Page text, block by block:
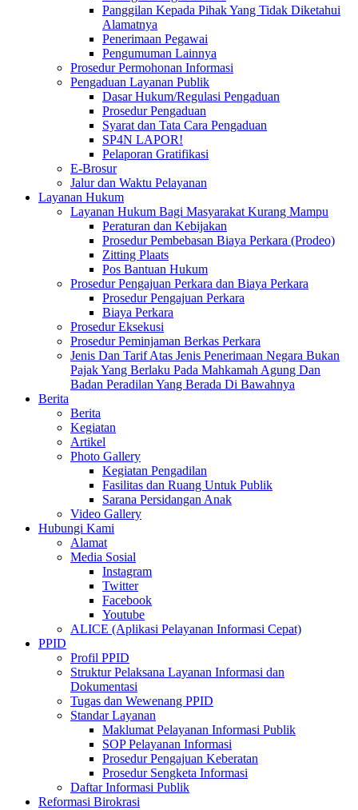
Panggilan Kepada Pihak Yang Tidak Diketahui
Alamatnya
Penerimaan Pegawai
Pengumuman Lainnya
Prosedur Permohonan Informasi
Pengaduan Layanan Publik
Dasar Hukum/Regulasi Pengaduan
Prosedur Pengaduan
Syarat dan Tata Cara Pengaduan
SP4N LAPOR!
Pelaporan Gratifikasi
E-Brosur
Jalur dan Waktu Pelayanan
Layanan Hukum
Layanan Hukum Bagi Masyarakat Kurang Mampu
Peraturan dan Kebijakan
Prosedur Pembebasan Biaya Perkara (Prodeo)
Zitting Plaats
Pos Bantuan Hukum
Prosedur Pengajuan Perkara dan Biaya Perkara
Prosedur Pengajuan Perkara
Biaya Perkara
Prosedur Eksekusi
Prosedur Peminjaman Berkas Perkara
Jenis Dan Tarif Atas Jenis Penerimaan Negara Bukan
Pajak Yang Berlaku Pada Mahkamah Agung Dan
Badan Peradilan Yang Berada Di Bawahnya
Berita
Berita
Kegiatan
Artikel
Photo Gallery
Kegiatan Pengadilan
Fasilitas dan Ruang Untuk Publik
Sarana Persidangan Anak
Video Gallery
Hubungi Kami
Alamat
Media Sosial
Instagram
Twitter
Facebook
Youtube
ALICE (Aplikasi Pelayanan Informasi Cepat)
PPID
Profil PPID
Struktur Pelaksana Layanan Informasi dan
Dokumentasi
Tugas dan Wewenang PPID
Standar Layanan
Maklumat Pelayanan Informasi Publik
SOP Pelayanan Informasi
Prosedur Pengajuan Keberatan
Prosedur Sengketa Informasi
Daftar Informasi Publik
Reformasi Birokrasi